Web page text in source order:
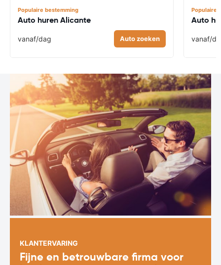
Populaire bestemming
Auto huren Alicante
vanaf/dag Auto zoeken
Populaire
Auto
vanaf/
KLANTERVARING
Fijne en betrouwbare firma voor